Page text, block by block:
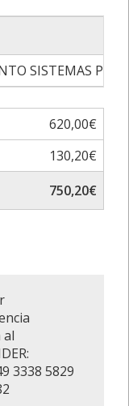
SISTEMAS PCI
620,00€
130,20€
750,20€
al
3338 5829